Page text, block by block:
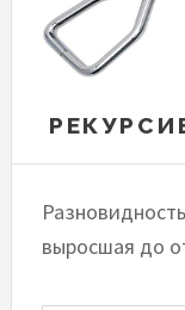
выросшая до